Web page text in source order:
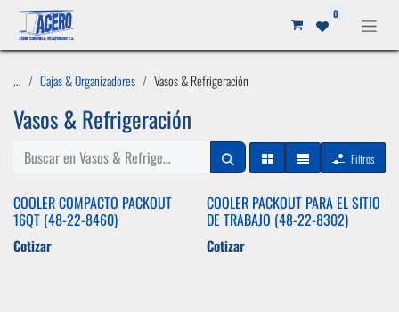
Ir al contenido 0
... Cajas & Organizadores Vasos & Refrigeración
Vasos & Refrigeración
Filtros
COOLER COMPACTO PACKOUT
16QT (48-22-8460)
Cotizar
COOLER PACKOUT PARA EL SITIO
DE TRABAJO (48-22-8302)
Cotizar